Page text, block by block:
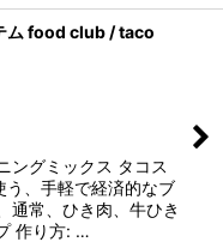
ム food club / taco
ングミックス タコス
う、手軽で経済的なブ
通常、ひき肉、牛ひき
作り方: …